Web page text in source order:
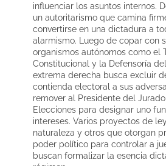
influenciar los asuntos internos.
un autoritarismo que camina
convertirse en una dictadura a
alarmismo. Luego de copar con
organismos autónomos como el
Constitucional y la Defensoría
extrema derecha busca excluir
contienda electoral a sus
remover al Presidente del
Elecciones para designar uno
intereses. Varios proyectos de
naturaleza y otros que otorgan
poder político para controlar a
buscan formalizar la esencia